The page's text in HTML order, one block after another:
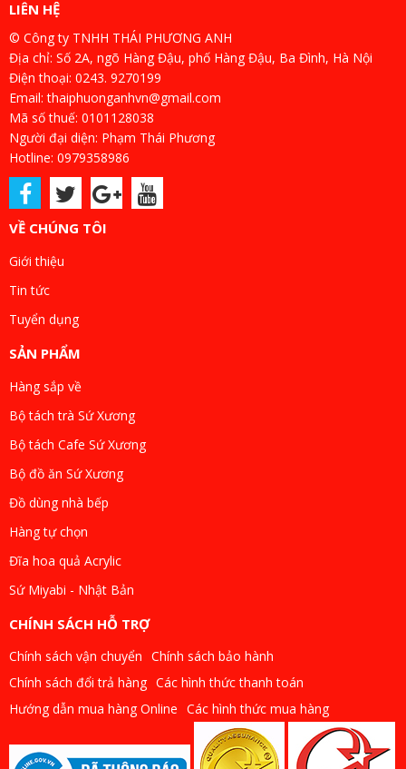
LIÊN HỆ
© Công ty TNHH THÁI PHƯƠNG ANH
Địa chỉ: Số 2A, ngõ Hàng Đậu, phố Hàng Đậu, Ba Đình, Hà Nội
Điện thoại: 0243. 9270199
Email: thaiphuonganhvn@gmail.com
Mã số thuế: 0101128038
Người đại diện: Phạm Thái Phương
Hotline: 0979358986
VỀ CHÚNG TÔI
Giới thiệu
Tin tức
Tuyển dụng
SẢN PHẨM
Hàng sắp về
Bộ tách trà Sứ Xương
Bộ tách Cafe Sứ Xương
Bộ đồ ăn Sứ Xương
Đồ dùng nhà bếp
Hàng tự chọn
Đĩa hoa quả Acrylic
Sứ Miyabi - Nhật Bản
CHÍNH SÁCH HỖ TRỢ
Chính sách vận chuyển Chính sách bảo hành
Chính sách đổi trả hàng Các hình thức thanh toán
Hướng dẫn mua hàng Online Các hình thức mua hàng